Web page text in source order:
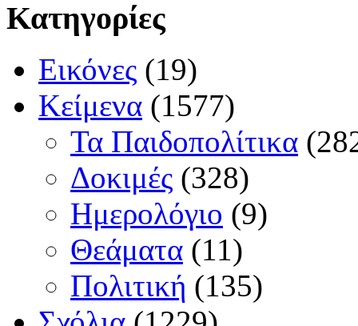
Κατηγορίες
Εικόνες (19)
Κείμενα (1577)
Τα Παιδοπολίτικα
Δοκιμές (328)
Ημερολόγιο (9)
Θεάματα (11)
Πολιτική (135)